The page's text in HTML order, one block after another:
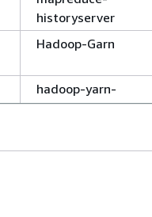
historyserver
Hadoop-Garn
hadoop-yarn-
nodemanager
proxyserver